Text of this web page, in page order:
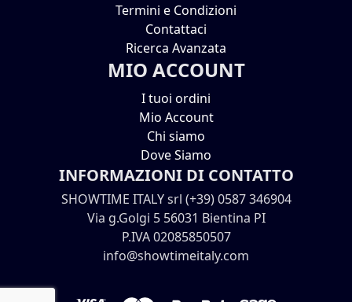
Termini e Condizioni
Contattaci
Ricerca Avanzata
MIO ACCOUNT
I tuoi ordini
Mio Account
Chi siamo
Dove Siamo
INFORMAZIONI DI CONTATTO
SHOWTIME ITALY srl (+39) 0587 346904
Via g.Golgi 5 56031 Bientina PI
P.IVA 02085850507
info@showtimeitaly.com